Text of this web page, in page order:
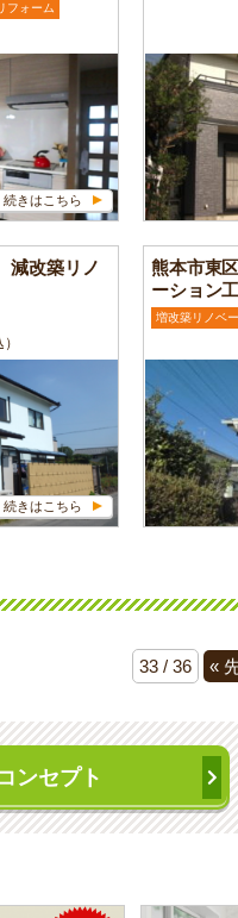
フォーム
続きはこちら
減改築リノ
続きはこちら
熊本市東
ーション
増改築リノベ
33 / 36 «
ンセプト